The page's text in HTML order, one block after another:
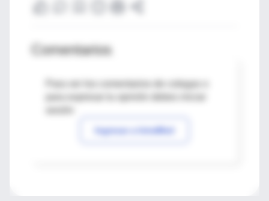
Comentarios
Para ver los comentarios de colegas o
Ingresar a IntraMed